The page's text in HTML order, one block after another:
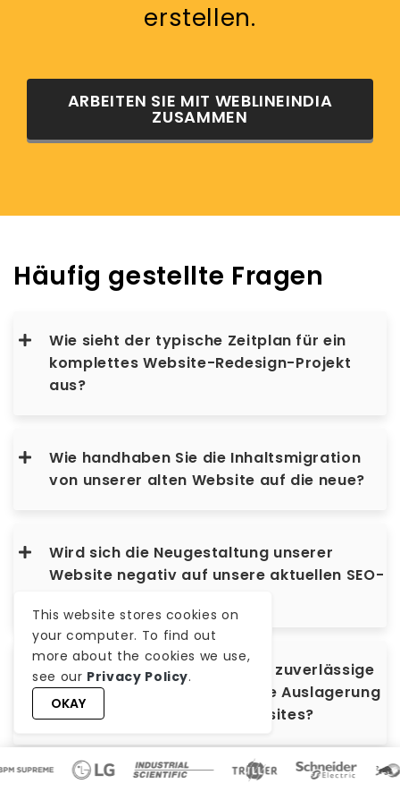
erstellen.
ARBEITEN SIE MIT WEBLINEINDIA
ZUSAMMEN
Häufig gestellte Fragen
Wie sieht der typische Zeitplan für ein
komplettes Website-Redesign-Projekt
aus?
Wie handhaben Sie die Inhaltsmigration
von unserer alten Website auf die neue?
Wird sich die Neugestaltung unserer
Website negativ auf unsere aktuellen SEO-
Warum ist WeblineIndia eine zuverlässige
und erstklassige Wahl für die Auslagerung
der Neugestaltung von Websites?
Was ist der Unterschied zwischen einer
This website stores cookies on
your computer. To find out
more about the cookies we use,
see our Privacy Policy.
OKAY